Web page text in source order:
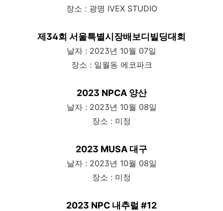
장소 : 광명 IVEX STUDIO
제34회 서울특별시장배보디빌딩대회
날자 : 2023년 10월 07일
장소 : 일월동 에코파크
2023 NPCA 양산
날자 : 2023년 10월 08일
장소 : 미정
2023 MUSA 대구
날자 : 2023년 10월 08일
장소 : 미정
2023 NPC 내추럴 #12